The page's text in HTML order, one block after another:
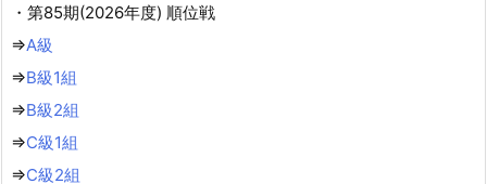
・第85期(2026年度) 順位戦
⇒A級
⇒B級1組
⇒B級2組
⇒C級1組
⇒C級2組